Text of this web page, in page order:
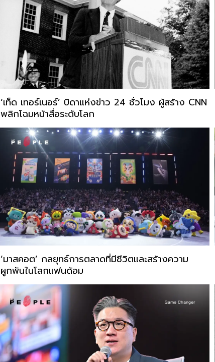
‘เท็ด เทอร์เนอร์’ บิดาแห่งข่าว 24 ชั่วโมง ผู้สร้าง CNN
พลิกโฉมหน้าสื่อระดับโลก
‘มาสคอต’ กลยุทธ์การตลาดที่มีชีวิตและสร้างความ
ผูกพันในโลกแฟนด้อม